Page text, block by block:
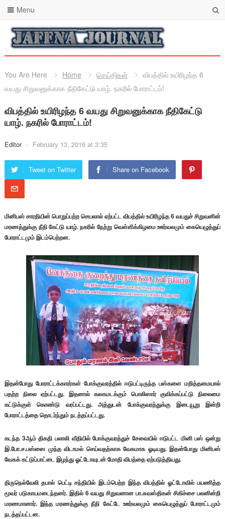
Menu
You Are Here Home செய்திகள்
விபத்தில் உயிரிழந்த 6
வயது சிறுவனுக்காக நீதிகேட்டு யாழ். நகரில் போராட்டம்!
விபத்தில் உயிரிழந்த 6 வயது சிறுவனுக்காக நீதிகேட்டு
யாழ். நகரில் போராட்டம்!
Editor - February 13, 2016 at 3:35
Tweet on Twitter Share on Facebook
மினிபஸ் சாரதியின் பொறுப்பற்ற செயலால் ஏற்பட்ட விபத்தில் உயிரிழந்த 6 வயதுச் சிறுவனின்
மரணத்துக்கு நீதி கேட்டு யாழ். நகரில் நேற்று வெள்ளிக்கிழமை ஊர்வலமும் கையெழுத்துப்
போராட்டமும் இடம்பெற்றன.
இதன்போது போராட்டக்காரர்கள் போக்குவரத்தில் ஈடுபட்டிருந்த பஸ்களை மறித்தமையால்
பதற்ற நிலை ஏற்பட்டது. இதனால் கலகமடக்கும் பொலிஸார் குவிக்கப்பட்டு நிலைமை
கட்டுக்குள் கொண்டு வரப்பட்டது. அத்துடன் போக்குவரத்துக்கு இடையூறு இன்றி
போராட்டத்தை தொடர்ந்தும் நடத்தப்பட்டது.
கடந்த 3ஆம் திகதி பலாலி வீதியில் போக்குவரத்துச் சேவையில் ஈடுபட்ட மினி பஸ் ஒன்று
இ.போ.ச.பஸ்ஸை முந்த விடாமல் செய்வதற்காக வேகமாக ஓடியது. இதன்போது மினிபஸ்
வேகக் கட்டுப்பாட்டை இழந்து ஓட்டோவுடன் மோதி விபத்தை ஏற்படுத்தியது.
திருநெல்வேலி தபால் பெட்டி சந்தியில் இடம்பெற்ற இந்த விபத்தில் ஓட்டோவில் பயணித்த
மூவர் படுகாயமடைந்தனர். இதில் 6 வயது சிறுவனான பா.சுவஸ்திகன் சிகிச்சை பலனின்றி
மரணமானார். இந்த மரணத்துக்கு நீதி கேட்டே ஊர்வலமும் கையெழுத்துப் போராட்டமும்
நடத்தப்பட்டன.